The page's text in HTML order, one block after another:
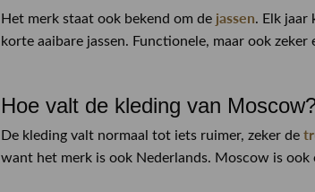
Het merk staat ook bekend om de jassen. Elk jaar
korte aaibare jassen. Functionele, maar ook zeker
Hoe valt de kleding van
De kleding valt normaal tot iets ruimer, zeker de
want het merk is ook Nederlands. Moscow is ook